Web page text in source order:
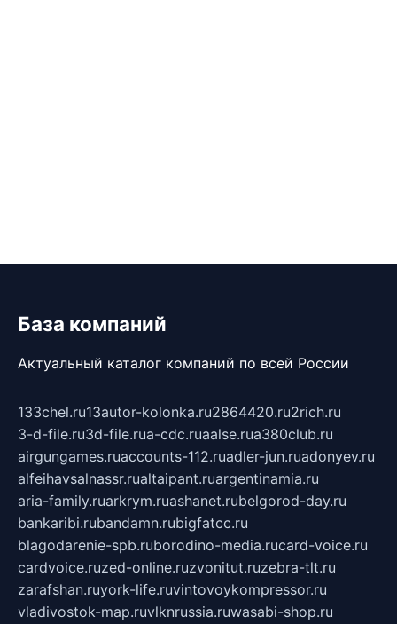
База компаний
Актуальный каталог компаний по всей России
133chel.ru13autor-kolonka.ru2864420.ru2rich.ru
3-d-file.ru3d-file.rua-cdc.ruaalse.rua380club.ru
airgungames.ruaccounts-112.ruadler-jun.ruadonyev.ru
alfeihavsalnassr.rualtaipant.ruargentinamia.ru
aria-family.ruarkrym.ruashanet.rubelgorod-day.ru
bankaribi.rubandamn.rubigfatcc.ru
blagodarenie-spb.ruborodino-media.rucard-voice.ru
cardvoice.ruzed-online.ruzvonitut.ruzebra-tlt.ru
zarafshan.ruyork-life.ruvintovoykompressor.ru
vladivostok-map.ruvlknrussia.ruwasabi-shop.ru